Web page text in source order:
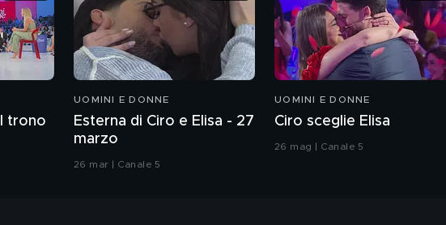
trono
UOMINI E DONNE
Esterna di Ciro e Elisa - 27
marzo
26 mar | Canale 5
UOMINI E DONNE
Ciro sceglie Elisa
26 mag | Canale 5